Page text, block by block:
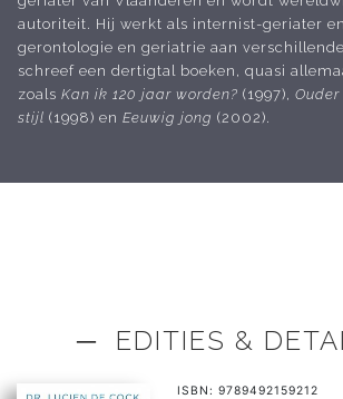
autoriteit. Hij werkt als internist-geriater
gerontologie en geriatrie aan
schreef een dertigtal boeken, quasi
zoals Kan ik 120 jaar worden? (1997),
stijl (1998) en Eeuwig jong (2002).
─ EDITIES &
ISBN: 9789492159212